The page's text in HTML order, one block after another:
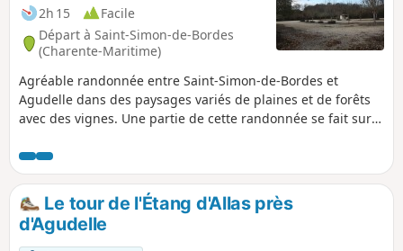
2h 15
Facile
Départ à Saint-Simon-de-Bordes
(Charente-Maritime)
Agréable randonnée entre Saint-Simon-de-Bordes et
Agudelle dans des paysages variés de plaines et de forêts
avec des vignes. Une partie de cette randonnée se fait sur
Le tour de l'Étang d'Allas près
d'Agudelle